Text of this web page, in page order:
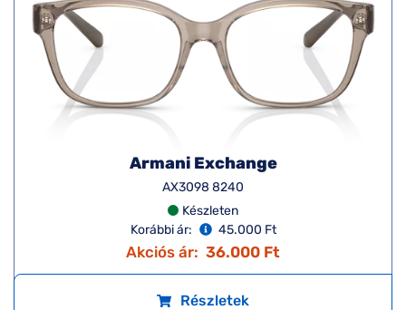
Armani Exchange
AX3098 8240
Készleten
Korábbi ár:
45.000 Ft
Akciós ár: 36.000 Ft
Részletek